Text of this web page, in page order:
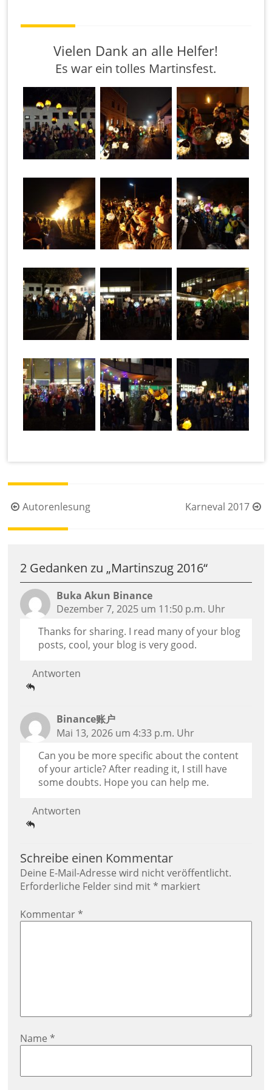
S
e
Vielen Dank an alle Helfer!
Es war ein tolles Martinsfest.
Beitragsnavigation
Autorenlesung Karneval 2017
2 Gedanken zu „Martinszug 2016“
Buka Akun Binance
Dezember 7, 2025 um 11:50 p.m. Uhr
Thanks for sharing. I read many of your blog
posts, cool, your blog is very good.
Antworten
Binance账户
Mai 13, 2026 um 4:33 p.m. Uhr
Can you be more specific about the content
of your article? After reading it, I still have
some doubts. Hope you can help me.
Antworten
Schreibe einen Kommentar
Deine E-Mail-Adresse wird nicht veröffentlicht.
Erforderliche Felder sind mit * markiert
Kommentar *
Name *